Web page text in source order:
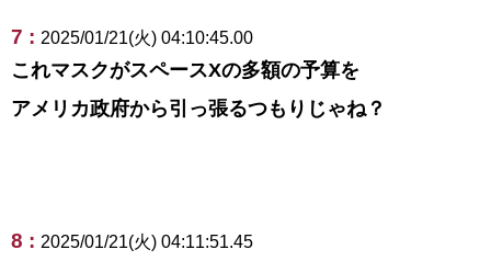
7 : 2025/01/21(火) 04:10:45.00
これマスクがスペースXの多額の予算を
アメリカ政府から引っ張るつもりじゃね？
8 : 2025/01/21(火) 04:11:51.45